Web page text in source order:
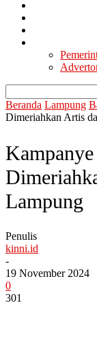
Beranda Lampung
Dimeriahkan Artis
Lampung
Penulis
kinni.id
-
19 November 2024
0
301